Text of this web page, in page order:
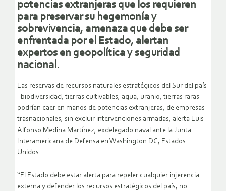
potencias extranjeras que los requieren
para preservar su hegemonía y
sobrevivencia, amenaza que debe ser
enfrentada por el Estado, alertan
expertos en geopolítica y seguridad
nacional.
Las reservas de recursos naturales estratégicos del Sur del país
–biodiversidad, tierras cultivables, agua, uranio, tierras raras–
podrían caer en manos de potencias extranjeras, de empresas
trasnacionales, sin excluir intervenciones armadas, alerta Luis
Alfonso Medina Martínez, exdelegado naval ante la Junta
Interamericana de Defensa en Washington DC, Estados
Unidos.
“El Estado debe estar alerta para repeler cualquier injerencia
externa y defender los recursos estratégicos del país; no